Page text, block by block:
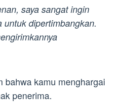
saya sangat ingin
untuk dipertimbangkan.
bahwa kamu menghargai
penerima.